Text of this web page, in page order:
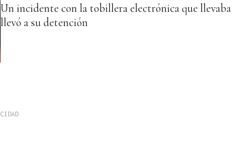
Un incidente con la tobillera electrónica que llevaba
llevó a su detención